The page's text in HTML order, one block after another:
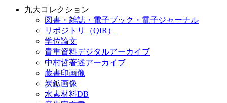
九大コレクション
図書・雑誌・電子ブック・電子ジャーナル
リポジトリ（QIR）
学位論文
貴重資料デジタルアーカイブ
中村哲著述アーカイブ
蔵書印画像
炭鉱画像
水素材料DB